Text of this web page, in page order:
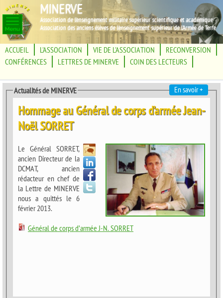
En savoir +
Association de l'enseignement militaire supérieur scientifique et académique
Association des anciens élèves de l'enseignement supérieur de l'Armée de Terre
MINERVE
ACCUEIL L'ASSOCIATION VIE DE L'ASSOCIATION
RECONVERSION
CONFÉRENCES
LETTRES DE MINERVE COIN DES LECTEURS
Actualités de MINERVE
Hommage au Général de corps d’armée Jean-
Noël SORRET
Le Général SORRET,
ancien Directeur de la
DCMAT, ancien
rédacteur en chef de
la Lettre de MINERVE
nous a quittés le 6
février 2013.
Général de corps d’armée J-N. SORRET